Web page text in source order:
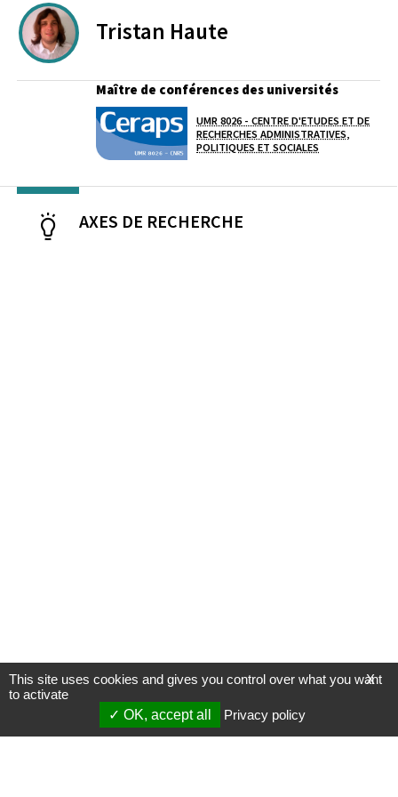
Tristan Haute
Maître de conférences des universités
Laboratoire / équipe
UMR 8026 - CENTRE D'ETUDES ET DE
RECHERCHES ADMINISTRATIVES,
POLITIQUES ET SOCIALES
AXES DE RECHERCHE
X
This site uses cookies and gives you control over what you want
to activate
OK, accept all
Privacy policy